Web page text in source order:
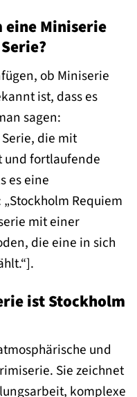
eine Miniserie
ob Miniserie
ist, dass es
sagen:
die mit
und fortlaufende
es eine
Requiem
mit einer
die eine in sich
ist Stockholm
und
Sie zeichnet
komplexe